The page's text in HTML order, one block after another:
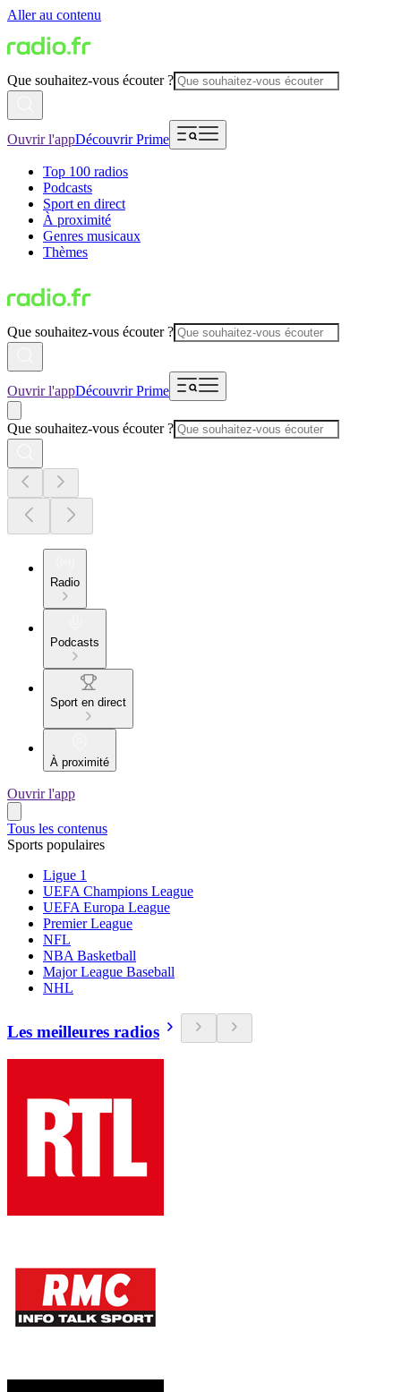
Aller au contenu
Que souhaitez-vous écouter ?
Ouvrir l'appDécouvrir Prime
Top 100 radios
Podcasts
Sport en direct
À proximité
Genres musicaux
Thèmes
Que souhaitez-vous écouter ?
Ouvrir l'appDécouvrir Prime
Que souhaitez-vous écouter ?
Radio
Podcasts
Sport en direct
À proximité
Ouvrir l'app
Tous les contenus
Sports populaires
Ligue 1
UEFA Champions League
UEFA Europa League
Premier League
NFL
NBA Basketball
Major League Baseball
NHL
Les meilleures radios